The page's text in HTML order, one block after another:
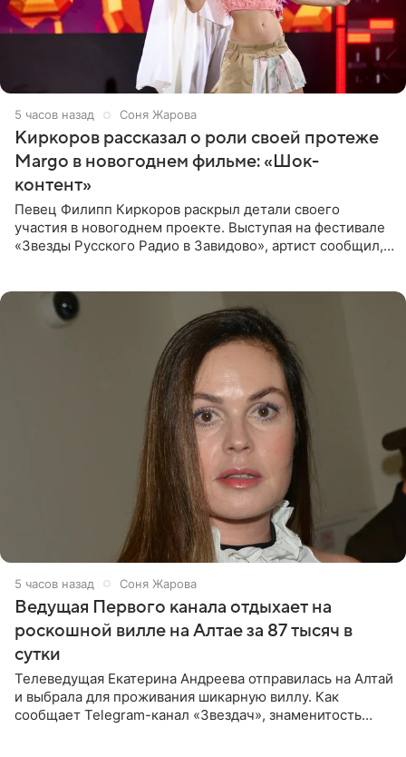
5 часов назад Соня Жарова
Киркоров рассказал о роли своей протеже
Margo в новогоднем фильме: «Шок-
контент»
Певец Филипп Киркоров раскрыл детали своего
участия в новогоднем проекте. Выступая на фестивале
«Звезды Русского Радио в Завидово», артист сообщил,
5 часов назад Соня Жарова
Ведущая Первого канала отдыхает на
роскошной вилле на Алтае за 87 тысяч в
сутки
Телеведущая Екатерина Андреева отправилась на Алтай
и выбрала для проживания шикарную виллу. Как
сообщает Telegram-канал «Звездач», знаменитость